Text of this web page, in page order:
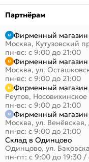
Партнёрам
Фирменный магазин
Москва, Кутузовский
пн-вс: с 9:00 до 21:00
Фирменный
Москва, ул.
пн-вс: с 9:00 до 21:00
Фирменный магазин
Реутов,
пн-вс: с 9:00 до 21:00
Фирменный магазин
Москва, ул. Венёвская,
пн-вс: с 9:00 до 21:00
Склад в Одинцово
Одинцово, ул.
пн-пт: с 9:00 до 19:30 /